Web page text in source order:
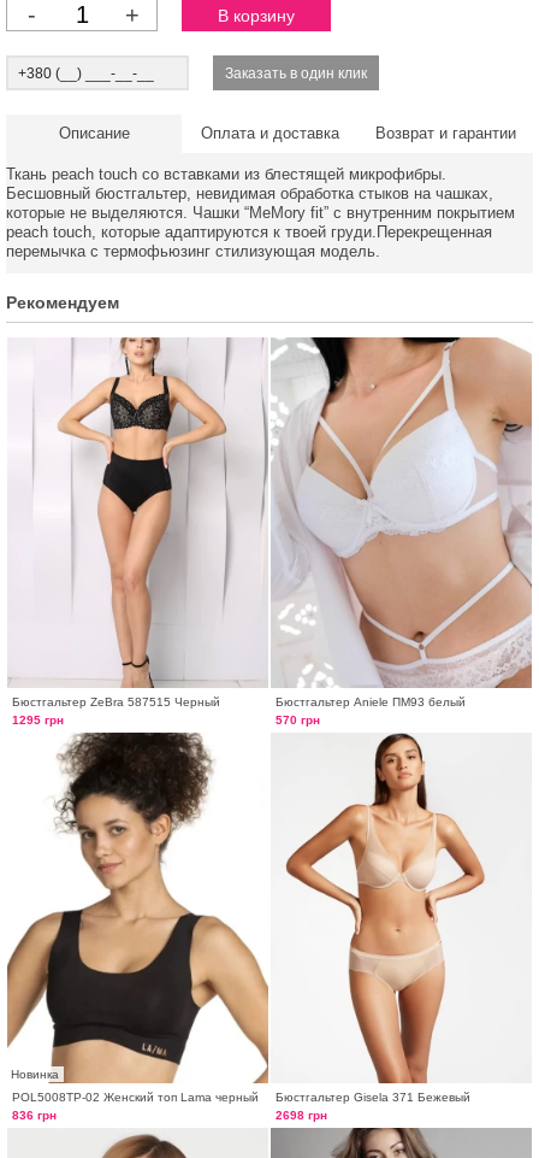
- +
Описание Оплата и доставка Возврат и гарантии
Ткань peach touch со вставками из блестящей микрофибры.
Бесшовный бюстгальтер, невидимая обработка стыков на чашках,
которые не выделяются. Чашки “MeMory fit” с внутренним покрытием
peach touch, которые адаптируются к твоей груди.Перекрещенная
перемычка с термофьюзинг стилизующая модель.
Рекомендуем
Бюстгальтер ZeBra 587515 Черный
1295 грн
Бюстгальтер Aniele ПМ93 белый
570 грн
Новинка
POL5008TP-02 Женский топ Lama черный
836 грн
Бюстгальтер Gisela 371 Бежевый
2698 грн